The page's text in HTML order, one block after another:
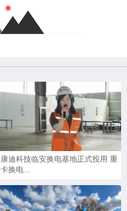
康迪科技临安换电基地正式投用 重
卡换电...